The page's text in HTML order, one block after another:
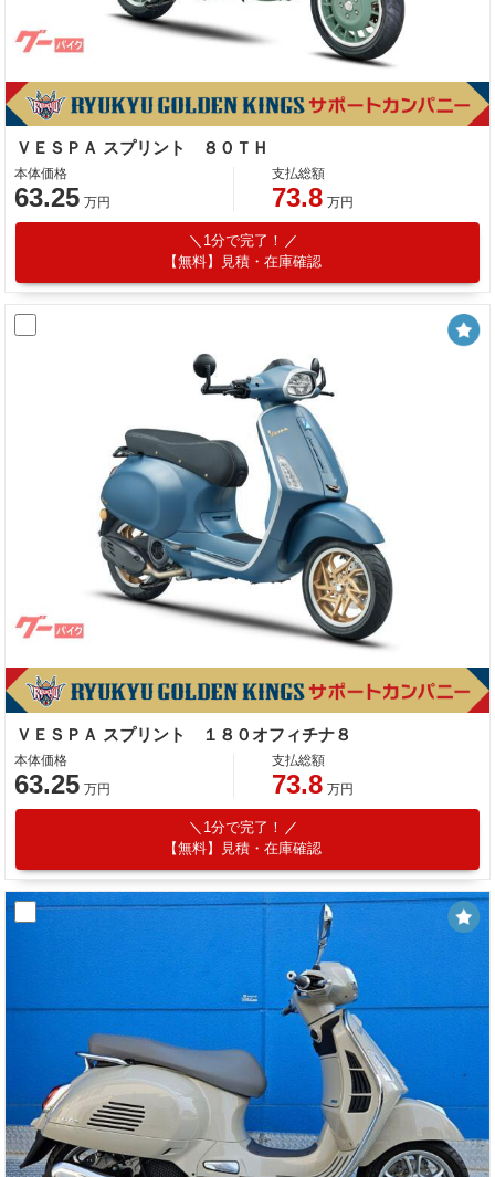
ＶＥＳＰＡ スプリント ８０ＴＨ
本体価格
63.25 万円
支払総額
73.8 万円
1分で完了！
【無料】見積・在庫確認
ＶＥＳＰＡ スプリント １８０オフィチナ８
本体価格
63.25 万円
支払総額
73.8 万円
1分で完了！
【無料】見積・在庫確認